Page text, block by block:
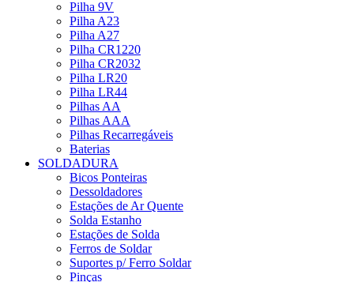
Pilha 9V
Pilha A23
Pilha A27
Pilha CR1220
Pilha CR2032
Pilha LR20
Pilha LR44
Pilhas AA
Pilhas AAA
Pilhas Recarregáveis
Baterias
SOLDADURA
Bicos Ponteiras
Dessoldadores
Estações de Ar Quente
Solda Estanho
Estações de Solda
Ferros de Soldar
Suportes p/ Ferro Soldar
Pinças